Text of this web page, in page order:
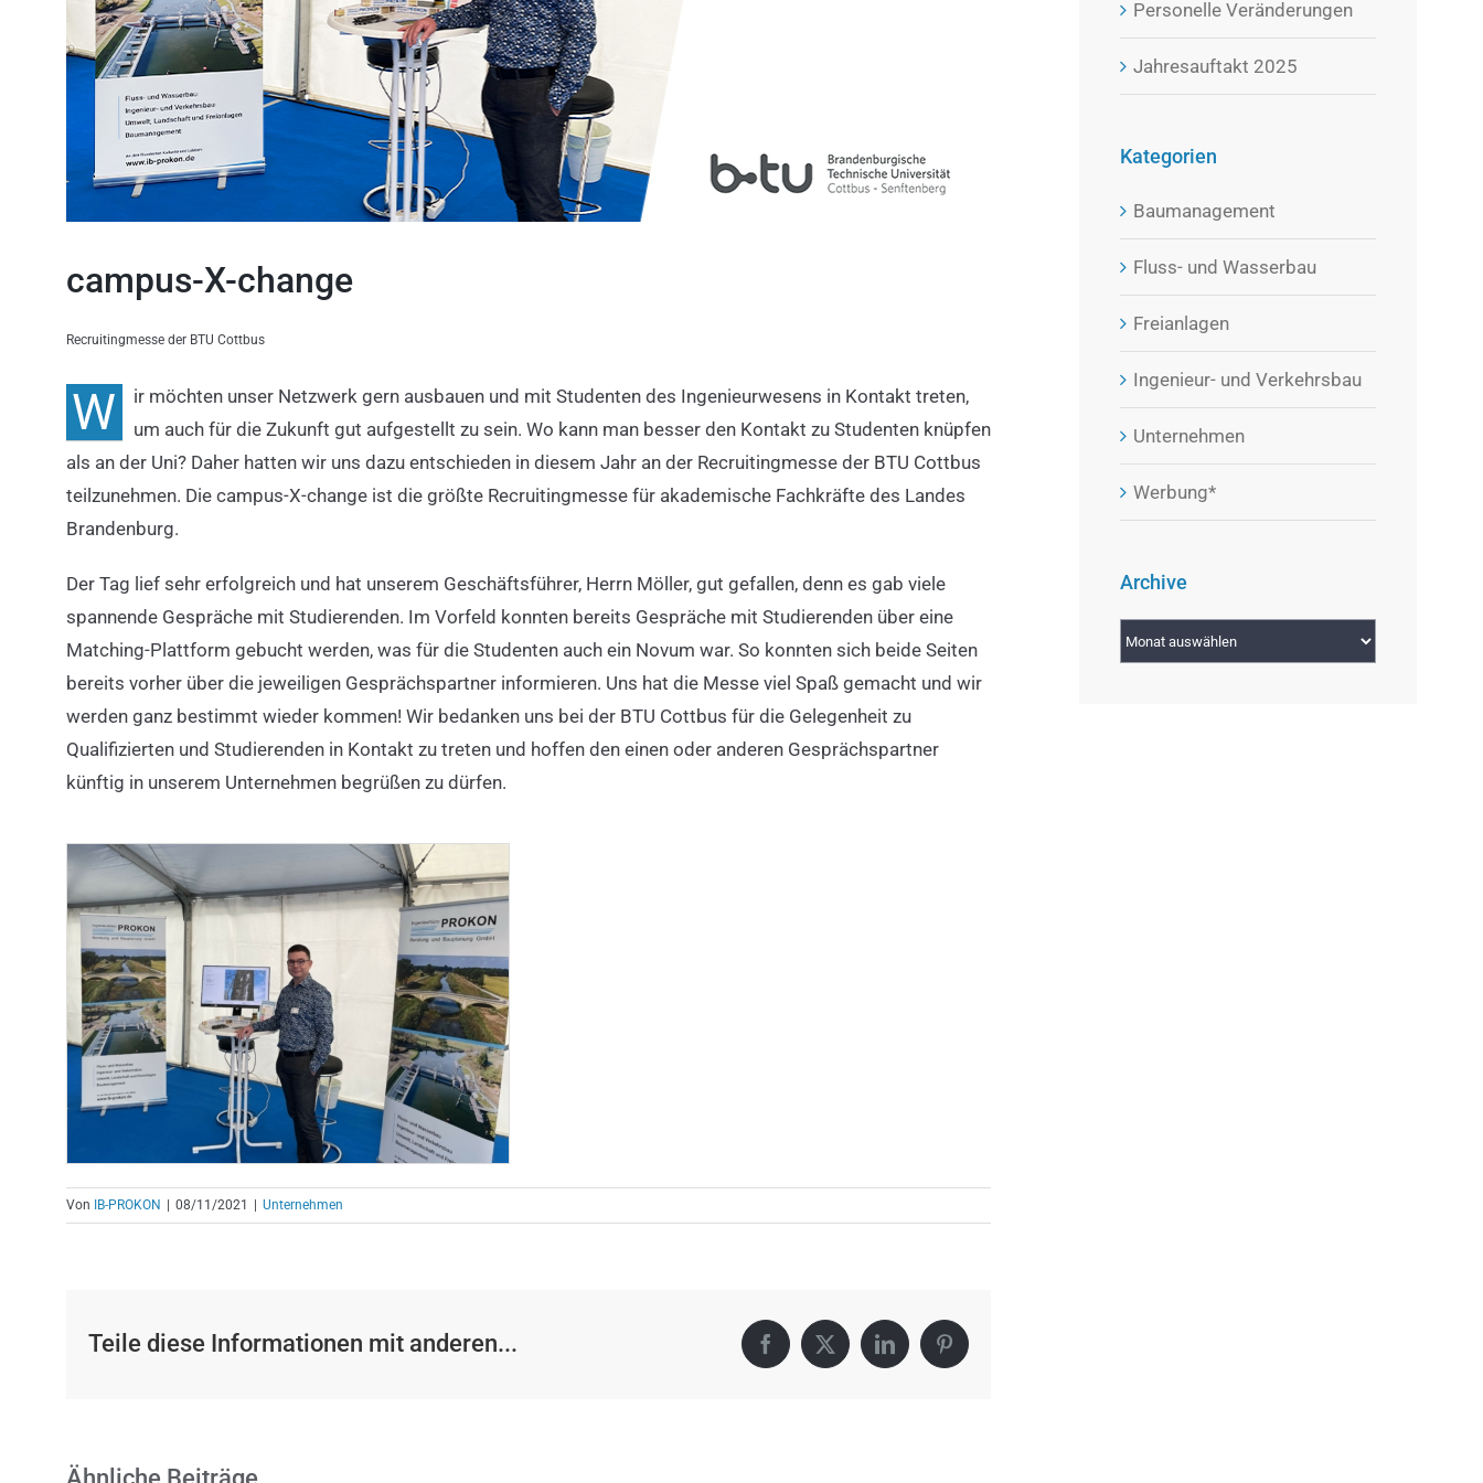
campus-X-change
Recruitingmesse der BTU Cottbus
W
ir möchten unser Netzwerk gern ausbauen und mit Studenten des Ingenieurwesens in Kontakt treten,
um auch für die Zukunft gut aufgestellt zu sein. Wo kann man besser den Kontakt zu Studenten knüpfen
als an der Uni? Daher hatten wir uns dazu entschieden in diesem Jahr an der Recruitingmesse der BTU Cottbus
teilzunehmen. Die campus-X-change ist die größte Recruitingmesse für akademische Fachkräfte des Landes
Brandenburg.
Der Tag lief sehr erfolgreich und hat unserem Geschäftsführer, Herrn Möller, gut gefallen, denn es gab viele
spannende Gespräche mit Studierenden. Im Vorfeld konnten bereits Gespräche mit Studierenden über eine
Matching-Plattform gebucht werden, was für die Studenten auch ein Novum war. So konnten sich beide Seiten
bereits vorher über die jeweiligen Gesprächspartner informieren. Uns hat die Messe viel Spaß gemacht und wir
werden ganz bestimmt wieder kommen! Wir bedanken uns bei der BTU Cottbus für die Gelegenheit zu
Qualifizierten und Studierenden in Kontakt zu treten und hoffen den einen oder anderen Gesprächspartner
künftig in unserem Unternehmen begrüßen zu dürfen.
Von IB-PROKON | 08/11/2021 | Unternehmen
Teile diese Informationen mit anderen... Facebook
X LinkedInPinterest
Personelle Veränderungen
Jahresauftakt 2025
Kategorien
Baumanagement
Fluss- und Wasserbau
Freianlagen
Ingenieur- und Verkehrsbau
Unternehmen
Werbung*
Archive
Archive